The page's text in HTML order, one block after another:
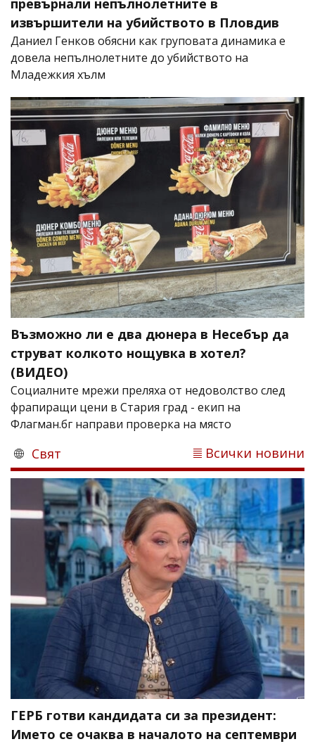
превърнали непълнолетните в
извършители на убийството в Пловдив
Даниел Генков обясни как груповата динамика е
довела непълнолетните до убийството на
Младежкия хълм
Възможно ли е два дюнера в Несебър да
струват колкото нощувка в хотел?
(ВИДЕО)
Социалните мрежи преляха от недоволство след
фрапиращи цени в Стария град - екип на
Флагман.бг направи проверка на място
Свят Всички новини
ГЕРБ готви кандидата си за президент:
Името се очаква в началото на септември